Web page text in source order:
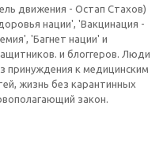
движения - Остап Стахов)
нации', 'Вакцинация -
'Багнет нации' и
и блоггеров. Люди
принуждения к медицинским
жизнь без карантинных
закон.